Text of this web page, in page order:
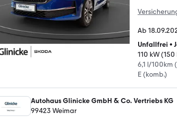
Ab
Unfallfrei •
110 kW (150
6,1 l/100km
E (komb.)
Autohaus Glinicke GmbH & Co. Vertriebs KG
99423 Weimar